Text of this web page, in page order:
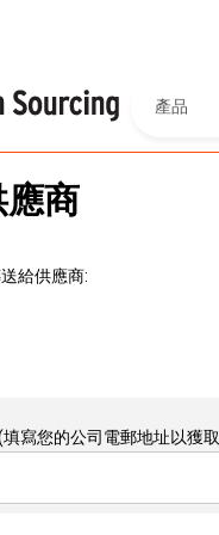
產品
商
給供應商:
填寫您的公司電郵地址以獲